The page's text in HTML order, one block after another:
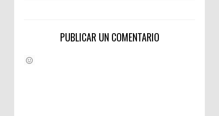
PUBLICAR UN COMENTARIO